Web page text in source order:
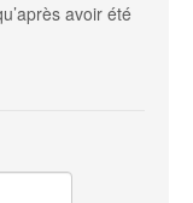
avoir été